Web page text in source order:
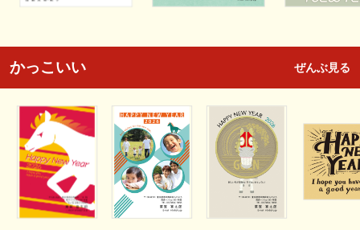
かっこいい ぜんぶ見る